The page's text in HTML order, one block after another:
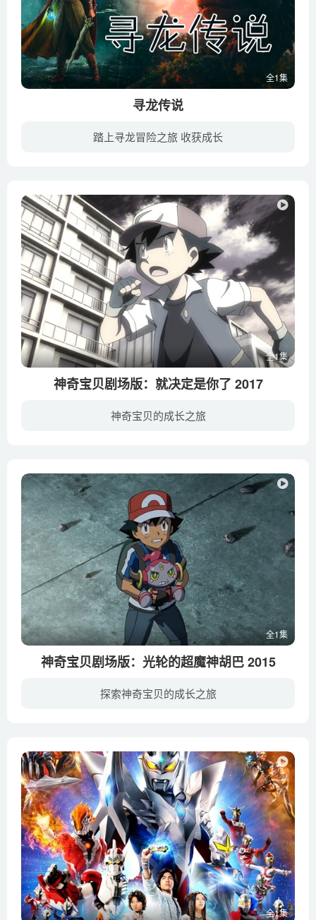
全1集
寻龙传说
踏上寻龙冒险之旅 收获成长
全1集
神奇宝贝剧场版：就决定是你了 2017
神奇宝贝的成长之旅
全1集
神奇宝贝剧场版：光轮的超魔神胡巴 2015
探索神奇宝贝的成长之旅
全1集